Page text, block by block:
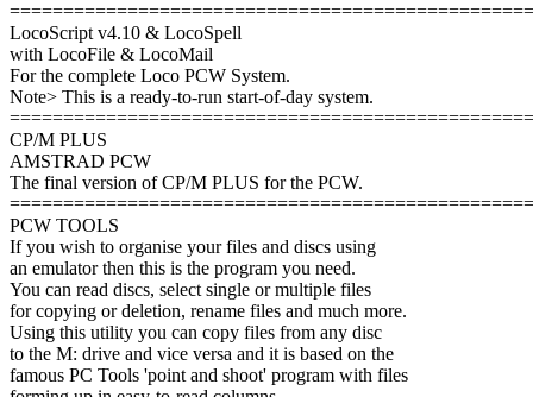
LocoScript v4.10 & LocoSpell
with LocoFile & LocoMail
For the complete Loco PCW System.
Note> This is a ready-to-run start-of-day system.
CP/M PLUS
AMSTRAD PCW
The final version of CP/M PLUS for the PCW.
PCW TOOLS
If you wish to organise your files and discs using
an emulator then this is the program you need.
You can read discs, select single or multiple files
for copying or deletion, rename files and much more.
Using this utility you can copy files from any disc
to the M: drive and vice versa and it is based on the
famous PC Tools 'point and shoot' program with files